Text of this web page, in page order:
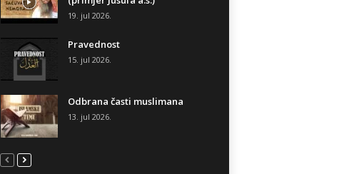
19. jul 2026.
Pravednost
15. jul 2026.
Odbrana časti muslimana
13. jul 2026.